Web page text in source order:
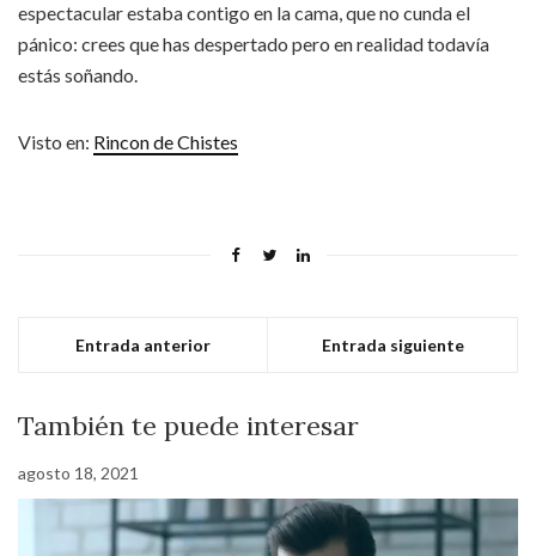
espectacular estaba contigo en la cama, que no cunda el
pánico: crees que has despertado pero en realidad todavía
estás soñando.
Visto en: Rincon de Chistes
Entrada anterior Entrada siguiente
También te puede interesar
agosto 18, 2021